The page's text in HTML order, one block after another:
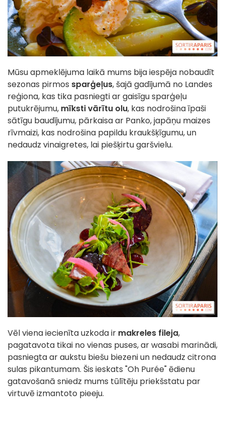
Mūsu apmeklējuma laikā mums bija iespēja nobaudīt
sezonas pirmos sparģeļus, šajā gadījumā no Landes
reģiona, kas tika pasniegti ar gaisīgu sparģeļu
putukrējumu, mīksti vārītu olu, kas nodrošina īpaši
sātīgu baudījumu, pārkaisa ar Panko, japāņu maizes
rīvmaizi, kas nodrošina papildu kraukšķīgumu, un
nedaudz vinaigretes, lai piešķirtu garšvielu.
Vēl viena iecienīta uzkoda ir makreles fileja,
pagatavota tikai no vienas puses, ar wasabi marinādi,
pasniegta ar aukstu biešu biezeni un nedaudz citrona
sulas pikantumam. Šis ieskats "Oh Purée" ēdienu
gatavošanā sniedz mums tūlītēju priekšstatu par
virtuvē izmantoto pieeju.